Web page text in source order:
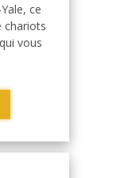
ce
chariots
vous